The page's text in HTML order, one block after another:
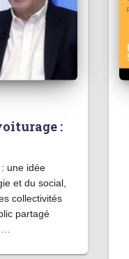
:
une idée
et du social,
collectivités
partagé